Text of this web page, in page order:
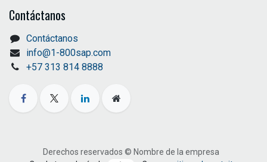
Contáctanos
Contáctanos
info@1-800sap.com
+57 313 814 8888
Derechos reservados © Nombre de la empresa